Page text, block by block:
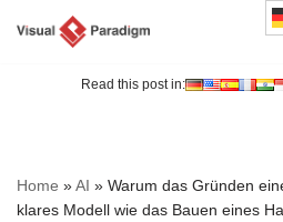
Read this post in:
Home »AI » Warum das Gründen
klares Modell wie das Bauen eines